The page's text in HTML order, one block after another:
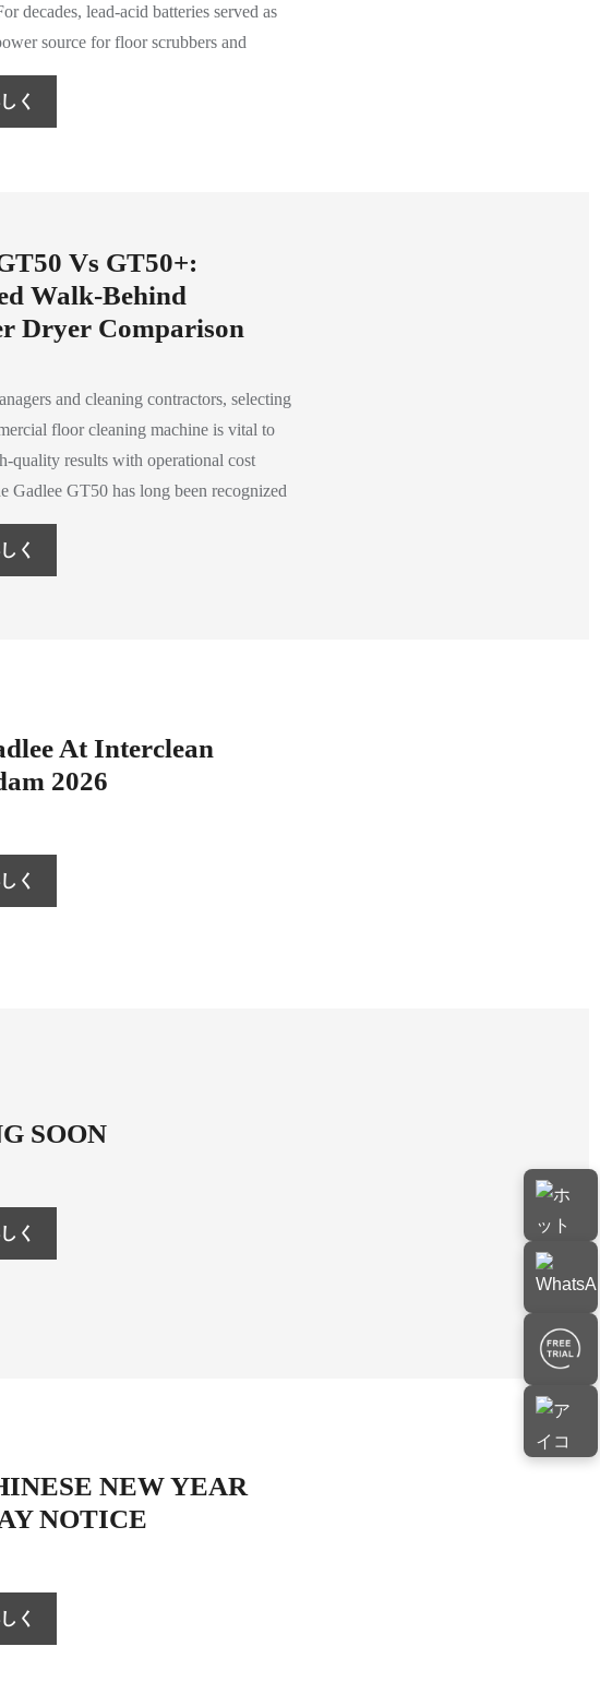
decades, lead-acid batteries served as
source for floor scrubbers and
く
Vs GT50+:
Walk-Behind
Dryer Comparison
and cleaning contractors, selecting
floor cleaning machine is vital to
quality results with operational cost
Gadlee GT50 has long been recognized
く
At Interclean
2026
く
SOON
く
NEW YEAR
NOTICE
く